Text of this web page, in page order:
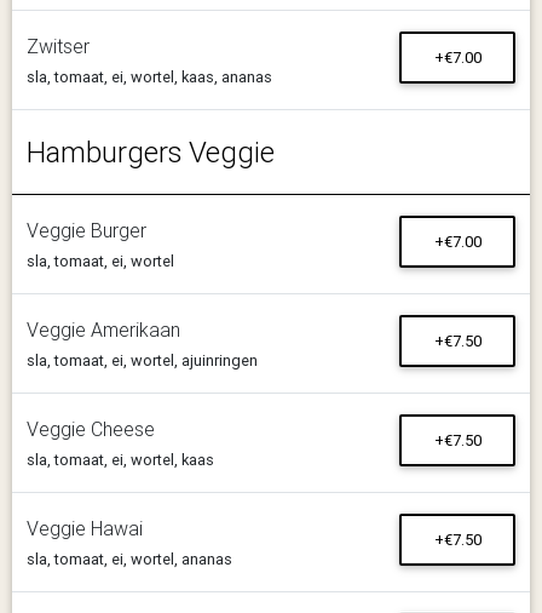
Zwitser
sla, tomaat, ei, wortel, kaas, ananas
+€7.00
Hamburgers Veggie
Veggie Burger
sla, tomaat, ei, wortel
+€7.00
Veggie Amerikaan
sla, tomaat, ei, wortel, ajuinringen
+€7.50
Veggie Cheese
sla, tomaat, ei, wortel, kaas
+€7.50
Veggie Hawai
sla, tomaat, ei, wortel, ananas
+€7.50